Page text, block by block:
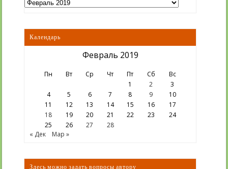
Календарь
Февраль 2019
Пн Вт Ср Чт Пт Сб
Вс
1
2
3
4
5 6 7 8 9
10
11
12 13 14 15 16
17
18
19 20 21 22 23
24
25
26 27
28
« Дек
Мар »
Здесь можно задать вопросы автору